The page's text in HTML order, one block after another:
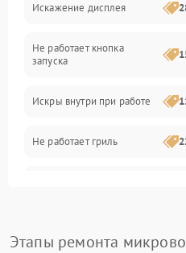
Питание и запуск
Нагрев и приготовление
Программное обеспечение
Искажение дисплея
Не работает кнопка
запуска
Искры внутри при работе
Не работает гриль
Этапы ремонта